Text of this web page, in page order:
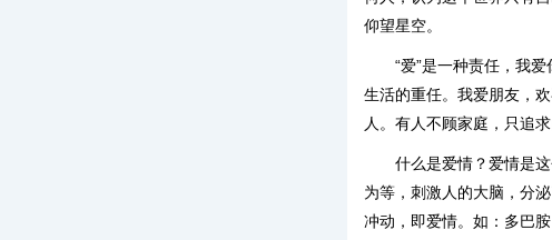
仰望星空。
“爱”是一种责任，我
生活的重任。我爱朋友，
人。有人不顾家庭，只追
什么是爱情？爱情是
为等，刺激人的大脑，分
冲动，即爱情。如：多巴